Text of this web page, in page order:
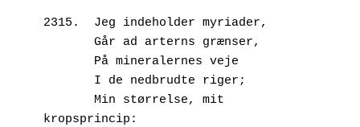
2315.  Jeg indeholder myriader,
       Går ad arterns grænser,
       På mineralernes veje
       I de nedbrudte riger;
kropsprincip: